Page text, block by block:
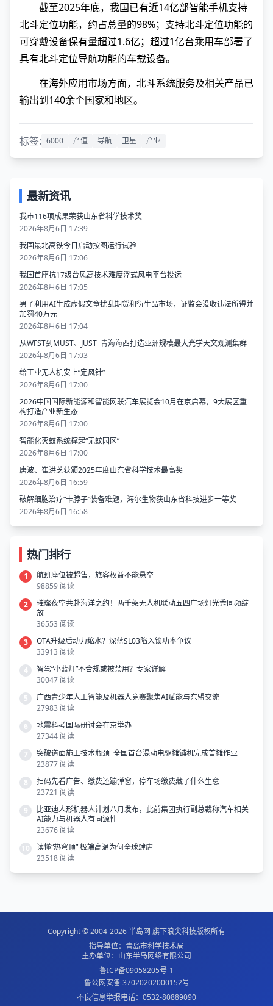
截至2025年底，我国已有近14亿部智能手机支持
北斗定位功能，约占总量的98%；支持北斗定位功能的
可穿戴设备保有量超过1.6亿；超过1亿台乘用车部署了
具有北斗定位导航功能的车载设备。
在海外应用市场方面，北斗系统服务及相关产品已
输出到140余个国家和地区。
标签: 6000 产值 导航 卫星 产业
最新资讯
我市116项成果荣获山东省科学技术奖
2026年8月6日 17:39
我国最北高铁今日启动按图运行试验
2026年8月6日 17:06
我国首座抗17级台风高技术难度浮式风电平台投运
2026年8月6日 17:05
男子利用AI生成虚假文章扰乱期货和衍生品市场，证监会没收违法所得并
加罚40万元
2026年8月6日 17:04
从WFST到MUST、JUST 青海海西打造亚洲规模最大光学天文观测集群
2026年8月6日 17:03
给工业无人机安上“定风针”
2026年8月6日 17:00
2026中国国际新能源和智能网联汽车展览会10月在京启幕，9大展区重
构打造产业新生态
2026年8月6日 17:00
智能化灭蚊系统撑起“无蚊园区”
2026年8月6日 17:00
唐波、崔洪芝获颁2025年度山东省科学技术最高奖
2026年8月6日 16:59
破解细胞治疗“卡脖子”装备难题，海尔生物获山东省科技进步一等奖
2026年8月6日 16:58
热门排行
1
航班座位被超售，旅客权益不能悬空
98859 阅读
2
璀璨夜空共赴海洋之约！两千架无人机联动五四广场灯光秀同频绽
放
36553 阅读
3
OTA升级后动力缩水？深蓝SL03陷入锁功率争议
33913 阅读
4
智驾“小蓝灯”不合规或被禁用？专家详解
30047 阅读
5
广西青少年人工智能及机器人竞赛聚焦AI赋能与东盟交流
27983 阅读
6
地震科考国际研讨会在京举办
27344 阅读
7
突破道面施工技术瓶颈 全国首台混动电驱摊铺机完成首摊作业
23877 阅读
8
扫码先看广告、缴费还蹦弹窗，停车场缴费藏了什么生意
23721 阅读
9
比亚迪人形机器人计划八月发布，此前集团执行副总裁称汽车相关
AI能力与机器人有同源性
23676 阅读
10
读懂“热穹顶” 极端高温为何全球肆虐
23518 阅读
Copyright © 2004-2026半岛网 旗下浪尖科技版权所有
指导单位：青岛市科学技术局
主办单位：山东半岛网络有限公司
鲁ICP备09058205号-1
鲁公网安备 37020202000152号
不良信息举报电话：0532-80889090